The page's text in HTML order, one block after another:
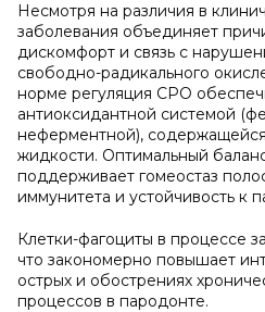
Несмотря на различия в
заболевания объединяет
дискомфорт и связь с
свободно-радикального
норме регуляция СРО
антиоксидантной системой
неферментной),
жидкости. Оптимальный
поддерживает гомеостаз
иммунитета и устойчивость к
Клетки-фагоциты в процессе
что закономерно повышает
острых и обострениях
процессов в пародонте.